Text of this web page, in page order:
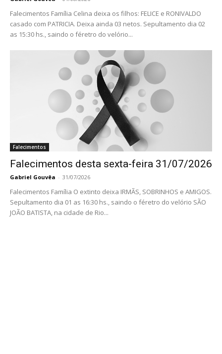
Falecimentos Família Celina deixa os filhos: FELICE e RONIVALDO
casado com PATRICIA. Deixa ainda 03 netos. Sepultamento dia 02
as 15:30 hs., saindo o féretro do velório...
Falecimentos
Falecimentos desta sexta-feira 31/07/2026
Gabriel Gouvêa - 31/07/2026
Falecimentos Família O extinto deixa IRMÃS, SOBRINHOS e AMIGOS.
Sepultamento dia 01 as 16:30 hs., saindo o féretro do velório SÃO
JOÃO BATISTA, na cidade de Rio...